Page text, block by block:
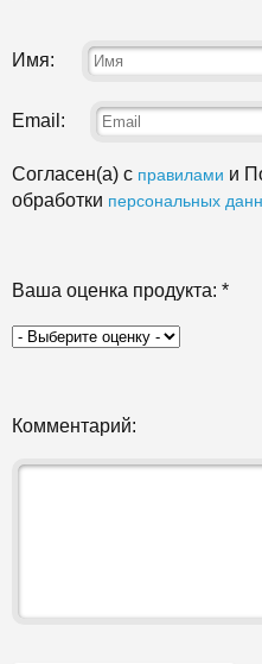
Имя:
Email:
Согласен(а) с правилами и
обработки персональных
Ваша оценка продукта: *
Комментарий: